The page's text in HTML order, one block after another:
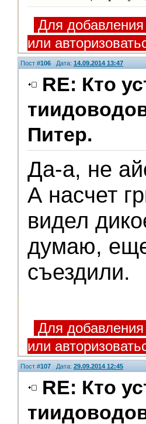
Для
или
Пост #106 Дата: 14.09.2014 13:47
RE: Кто
Питер.
Да-а, не
А насчет
видел
думаю,
съездили.
Для
или
Пост #107 Дата: 29.09.2014 12:45
RE: Кто